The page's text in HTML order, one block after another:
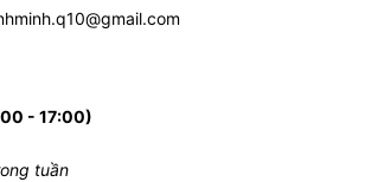
- 17:00)
tuần